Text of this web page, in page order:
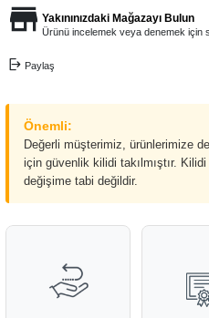
Yakınınızdaki Mağazayı Bulun
Ürünü incelemek veya denemek için
Paylaş
Önemli:
Değerli müşterimiz, ürünlerimize
için güvenlik kilidi takılmıştır.
değişime tabi değildir.